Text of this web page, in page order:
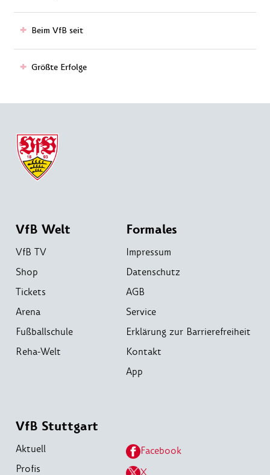
Beim VfB seit
Größte Erfolge
VfB Welt
VfB TV
Shop
Tickets
Arena
Fußballschule
Reha-Welt
Formales
Impressum
Datenschutz
AGB
Service
Erklärung zur Barrierefreiheit
Kontakt
App
VfB Stuttgart
Aktuell
Profis
Facebook
X